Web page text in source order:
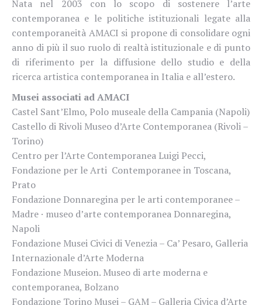
Nata nel 2003 con lo scopo di sostenere l’arte
contemporanea e le politiche istituzionali legate alla
contemporaneità AMACI si propone di consolidare ogni
anno di più il suo ruolo di realtà istituzionale e di punto
di riferimento per la diffusione dello studio e della
ricerca artistica contemporanea in Italia e all’estero.
Musei associati ad AMACI
Castel Sant’Elmo, Polo museale della Campania (Napoli)
Castello di Rivoli Museo d’Arte Contemporanea (Rivoli –
Torino)
Centro per l’Arte Contemporanea Luigi Pecci,
Fondazione per le Arti Contemporanee in Toscana,
Prato
Fondazione Donnaregina per le arti contemporanee –
Madre · museo d’arte contemporanea Donnaregina,
Napoli
Fondazione Musei Civici di Venezia – Ca’ Pesaro, Galleria
Internazionale d’Arte Moderna
Fondazione Museion. Museo di arte moderna e
contemporanea, Bolzano
Fondazione Torino Musei – GAM – Galleria Civica d’Arte